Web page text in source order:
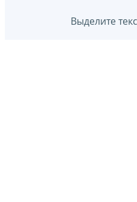
Выделите